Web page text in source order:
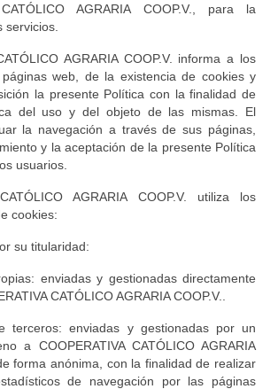
CATÓLICO AGRARIA COOP.V., para la
servicios.
AGRARIA COOP.V. informa a los
web, de la existencia de cookies y
la presente Política con la finalidad de
del uso y del objeto de las mismas. El
la navegación a través de sus páginas,
y la aceptación de la presente Política
usuarios.
AGRARIA COOP.V. utiliza los
cookies:
su titularidad:
enviadas y gestionadas directamente
CATÓLICO AGRARIA COOP.V..
terceros: enviadas y gestionadas por un
a COOPERATIVA CATÓLICO AGRARIA
forma anónima, con la finalidad de realizar
de navegación por las páginas